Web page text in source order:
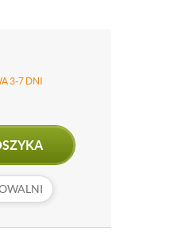
3-7 DNI